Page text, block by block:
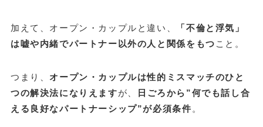
加えて、オープン・カップルと違い、
「不倫と浮気」
は嘘や内緒でパートナー以外の人と関係をもつ こと。
つまり、オープン・カップルは性的ミスマッチのひと
つの解決法になりえますが、
日ごろから”何でも話し合
える良好なパートナーシップ”が必須条件 。